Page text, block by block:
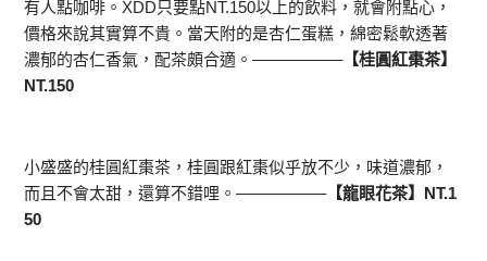
有人點咖啡。XDD只要點NT.150以上的飲料，就會附點心，
價格來說其實算不貴。當天附的是杏仁蛋糕，綿密鬆軟透著
濃郁的杏仁香氣，配茶頗合適。—————–【桂圓紅棗茶】
NT.150
小盛盛的桂圓紅棗茶，桂圓跟紅棗似乎放不少，味道濃郁，
而且不會太甜，還算不錯哩。—————–【龍眼花茶】NT.1
50